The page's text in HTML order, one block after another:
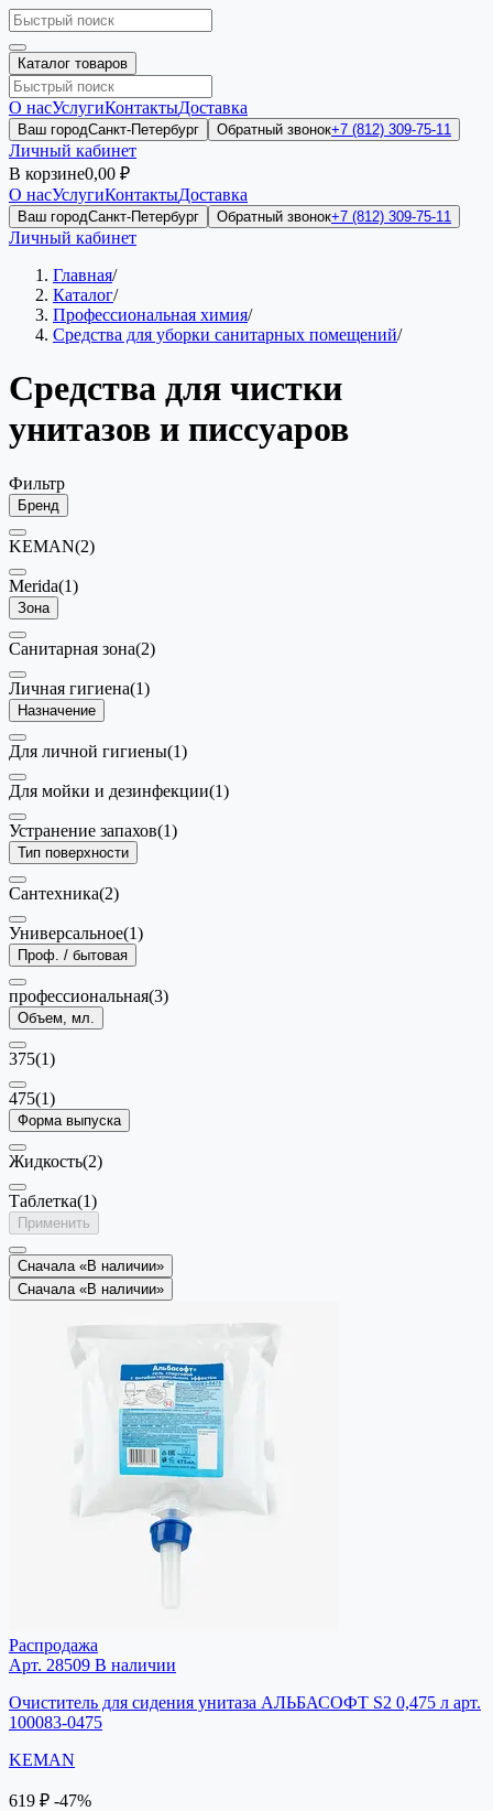
Каталог товаров
О насУслугиКонтактыДоставка
Ваш городСанкт-Петербург Обратный звонок+7 (812) 309-75-11
Личный кабинет
В корзине0,00 ₽
О насУслугиКонтактыДоставка
Ваш городСанкт-Петербург Обратный звонок+7 (812) 309-75-11
Личный кабинет
Главная/
Каталог/
Профессиональная химия/
Средства для уборки санитарных помещений/
Средства для чистки
унитазов и писсуаров
Фильтр
Бренд
KEMAN(2)
Merida(1)
Зона
Санитарная зона(2)
Личная гигиена(1)
Назначение
Для личной гигиены(1)
Для мойки и дезинфекции(1)
Устранение запахов(1)
Тип поверхности
Сантехника(2)
Универсальное(1)
Проф. / бытовая
профессиональная(3)
Объем, мл.
375(1)
475(1)
Форма выпуска
Жидкость(2)
Таблетка(1)
Применить
Сначала «В наличии»
Сначала «В наличии»
Распродажа
Арт. 28509 В наличии
Очиститель для сидения унитаза АЛЬБАСОФТ S2 0,475 л арт.
100083-0475
KEMAN
619 ₽ -47%